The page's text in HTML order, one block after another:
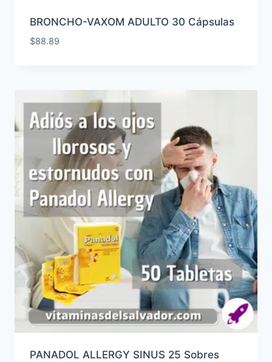
BRONCHO-VAXOM ADULTO 30 Cápsulas
$88.89
PANADOL ALLERGY SINUS 25 Sobres